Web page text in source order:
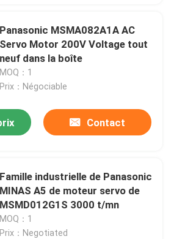
SOUMETTRE
Panasonic MSMA082A1A AC
Servo Motor 200V Voltage tout
neuf dans la boîte
MOQ：1
Prix：Négociable
Contact
Famille industrielle de Panasonic
MINAS A5 de moteur servo de
MSMD012G1S 3000 t/mn
MOQ：1
Prix：Negotiated